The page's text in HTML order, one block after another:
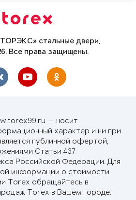
стальные двери,
Все права защищены.
— носит
характер и ни при
публичной офертой,
Статьи 437
Российской Федерации. Для
информации о стоимости
Torex обращайтесь в
Torex в Вашем городе.